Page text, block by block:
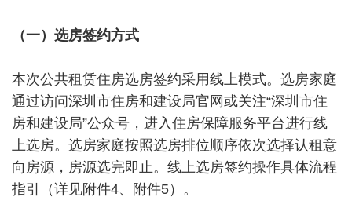
（一）选房签约方式
本次公共租赁住房选房签约采用线上模式。选房家庭
通过访问深圳市住房和建设局官网或关注“深圳市住
房和建设局”公众号，进入住房保障服务平台进行线
上选房。选房家庭按照选房排位顺序依次选择认租意
向房源，房源选完即止。线上选房签约操作具体流程
指引（详见附件4、附件5）。